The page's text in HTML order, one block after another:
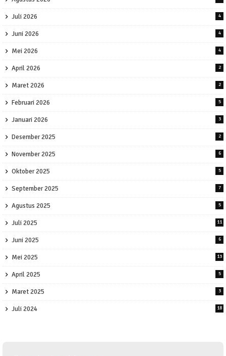
Juli 2026 4
Juni 2026 4
Mei 2026 4
April 2026 2
Maret 2026 2
Februari 2026 5
Januari 2026 3
Desember 2025 2
November 2025 6
Oktober 2025 5
September 2025 7
Agustus 2025 5
Juli 2025 11
Juni 2025 6
Mei 2025 13
April 2025 5
Maret 2025 3
Juli 2024 18